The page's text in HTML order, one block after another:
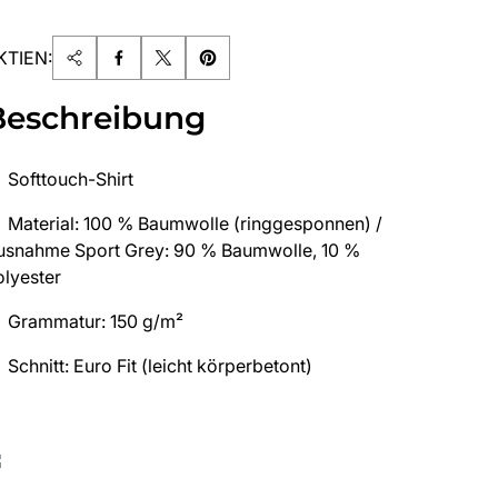
Softtouch-Shirt
Material: 100 % Baumwolle (ringgesponnen) /
Sport Grey: 90 % Baumwolle, 10 %
Grammatur: 150 g/m²
Schnitt: Euro Fit (leicht körperbetont)